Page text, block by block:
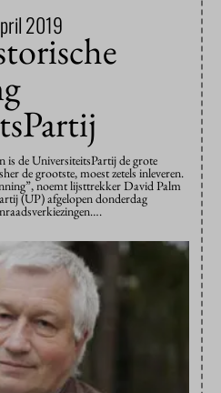
2019
is de UniversiteitsPartij de grote
de grootste, moest zetels inleveren.
noemt lijsttrekker David Palm
(UP) afgelopen donderdag